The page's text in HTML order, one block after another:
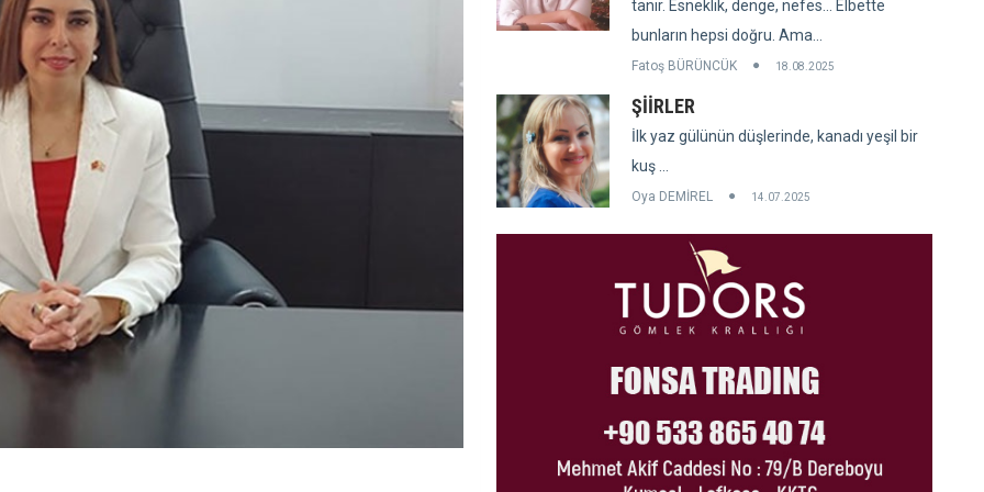
tanır. Esneklik, denge, nefes... Elbette
bunların hepsi doğru. Ama...
Fatoş BÜRÜNCÜK 18.08.2025
ŞİİRLER
İlk yaz gülünün düşlerinde, kanadı yeşil bir
kuş ...
Oya DEMİREL 14.07.2025